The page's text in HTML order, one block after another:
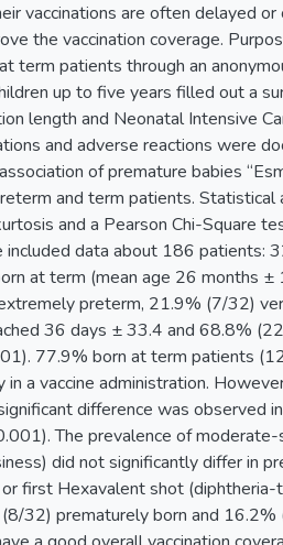
vaccinations are often delayed
the vaccination coverage.
term patients through an
up to five years filled out a
length and Neonatal Intensive
and adverse reactions were
of premature babies
and term patients.
and a Pearson Chi-Square
data about 186 patients:
at term (mean age 26 months
preterm, 21.9% (7/32)
36 days ± 33.4 and 68.8%
77.9% born at term patients
a vaccine administration.
difference was observed
The prevalence of
did not significantly differ in
first Hexavalent shot
32) prematurely born and